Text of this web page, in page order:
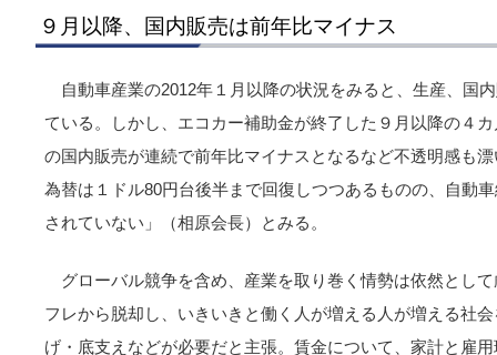
９月以降、国内販売は前年比マイナス
自動車産業の2012年１月以降の状況をみると、生産、国
ている。しかし、エコカー補助金が終了した９月以降の４
の国内販売が連続で前年比マイナスとなるなど不透明感も
為替は１ドル80円台後半まで回復しつつあるものの、自動
されていない」（相原会長）とみる。
グローバル競争を含め、産業を取り巻く情勢は依然とし
フレから脱却し、いきいきと働く人が増える人が増える社
げ・底支えなどが必要だと主張。賃金について、家計と雇